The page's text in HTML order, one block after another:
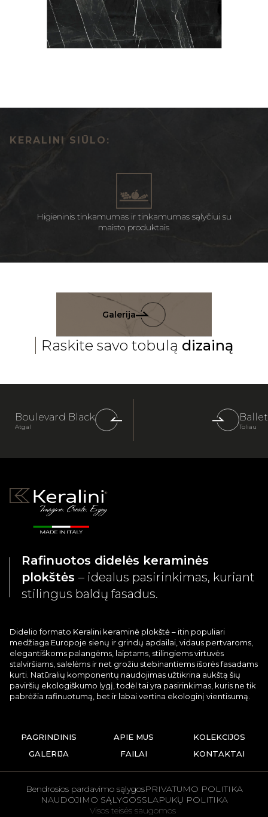
KERALINI SIŪLO:
Higieninis tinkamumas ir tinkamumas sąlyčiui su
maisto produktais
Galerija
Raskite savo tobulą dizainą
Boulevard Black
Atgal
Ballet
Toliau
Rafinuotos didelės keraminės
plokštės – idealus pasirinkimas, kuriant
stilingus baldų fasadus.
Didelio formato Keralini keraminė plokštė – itin populiari
medžiaga Europoje sienų ir grindų apdailai, vidaus pertvaroms,
elegantiškoms palangėms, laiptams, stilingiems virtuvės
stalviršiams, salelėms ir net grožiu stebinantiems išorės fasadams
kurti. Natūralių komponentų naudojimas užtikrina aukštą šių
paviršių ekologiškumo lygį, todėl tai yra pasirinkimas, kuris ne tik
pabrėžia rafinuotumą, bet ir labai vertina ekologinį vientisumą.
PAGRINDINIS APIE MUS
KOLEKCIJOS
GALERIJA
FAILAI KONTAKTAI
Visos teisės saugomos
Bendrosios pardavimo sąlygosPRIVATUMO POLITIKA
NAUDOJIMO SĄLYGOSSLAPUKŲ POLITIKA